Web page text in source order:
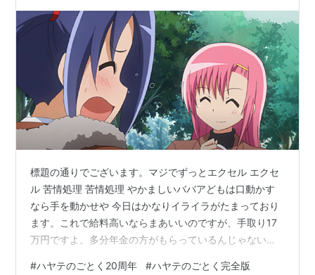
標題の通りでございます。マジでずっとエクセル エクセ
ル 苦情処理 苦情処理 やかましいババアどもは口動かす
なら手を動かせや 今日はかなりイライラがたまっており
ます。これで給料高いならまあいいのですが、手取り17
万円ですよ。多分年金の方がもらっているんじゃないで
#ハヤテのごとく20周年 #ハヤテのごとく完全版